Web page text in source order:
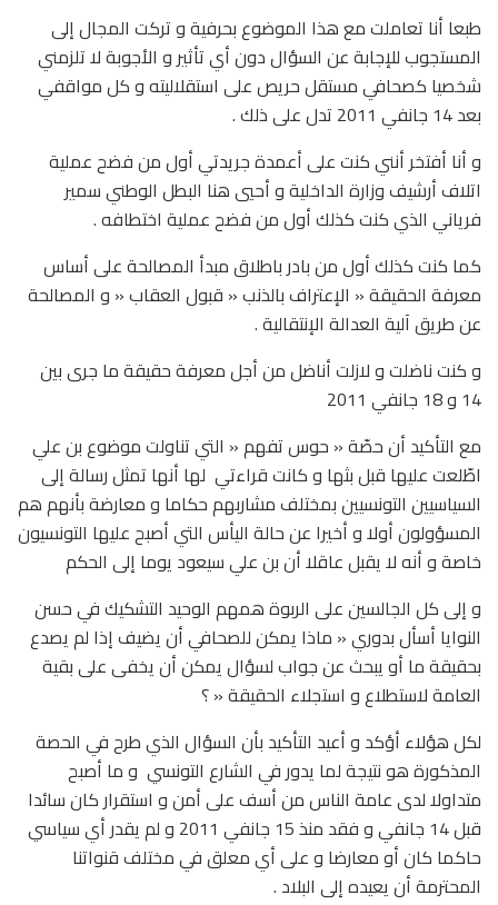
طبعا أنا تعاملت مع هذا الموضوع بحرفية و تركت المجال إلى
المستجوب للإجابة عن السؤال دون أي تأثير و الأجوبة لا تلزمني
شخصيا كصحافي مستقل حريص على استقلاليته و كل مواقفي
بعد 14 جانفي 2011 تدل على ذلك .
و أنا أفتخر أنني كنت على أعمدة جريدتي أول من فضح عملية
اتلاف أرشيف وزارة الداخلية و أحيي هنا البطل الوطني سمير
فرياني الذي كنت كذلك أول من فضح عملية اختطافه .
كما كنت كذلك أول من بادر باطلاق مبدأ المصالحة على أساس
معرفة الحقيقة « الإعتراف بالذنب « قبول العقاب « و المصالحة
عن طريق آلية العدالة الإنتقالية .
و كنت ناضلت و لازلت أناضل من أجل معرفة حقيقة ما جرى بين
14 و 18 جانفي 2011
مع التأكيد أن حصّة « حوس تفهم « التي تناولت موضوع بن علي
اطّلعت عليها قبل بثها و كانت قراءتي لها أنها تمثل رسالة إلى
السياسيين التونسيين بمختلف مشاربهم حكاما و معارضة بأنهم هم
المسؤولون أولا و أخيرا عن حالة اليأس التي أصبح عليها التونسيون
خاصة و أنه لا يقبل عاقلا أن بن علي سيعود يوما إلى الحكم
و إلى كل الجالسين على الربوة همهم الوحيد التشكيك في حسن
النوايا أسأل بدوري « ماذا يمكن للصحافي أن يضيف إذا لم يصدع
بحقيقة ما أو يبحث عن جواب لسؤال يمكن أن يخفى على بقية
العامة لاستطلاع و استجلاء الحقيقة « ؟
لكل هؤلاء أؤكد و أعيد التأكيد بأن السؤال الذي طرح في الحصة
المذكورة هو نتيجة لما يدور في الشارع التونسي و ما أصبح
متداولا لدى عامة الناس من أسف على أمن و استقرار كان سائدا
قبل 14 جانفي و فقد منذ 15 جانفي 2011 و لم يقدر أي سياسي
حاكما كان أو معارضا و على أي معلق في مختلف قنواتنا
المحترمة أن يعيده إلى البلاد .